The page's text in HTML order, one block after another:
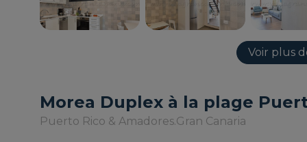
Voir plus
Morea Duplex à la plage
Puerto Rico & Amadores.Gran Canaria